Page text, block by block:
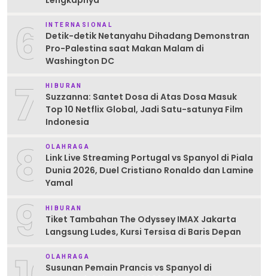
6 INTERNASIONAL
Detik-detik Netanyahu Dihadang Demonstran
Pro-Palestina saat Makan Malam di
Washington DC
7 HIBURAN
Suzzanna: Santet Dosa di Atas Dosa Masuk
Top 10 Netflix Global, Jadi Satu-satunya Film
Indonesia
8 OLAHRAGA
Link Live Streaming Portugal vs Spanyol di Piala
Dunia 2026, Duel Cristiano Ronaldo dan Lamine
Yamal
9 HIBURAN
Tiket Tambahan The Odyssey IMAX Jakarta
Langsung Ludes, Kursi Tersisa di Baris Depan
OLAHRAGA
Susunan Pemain Prancis vs Spanyol di